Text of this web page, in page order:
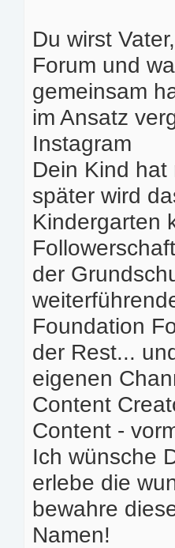
Du wirst
Forum und
gemeinsam
im Ansatz
Instagram
Dein Kind
später wird
Kindergarten
der
Foundation
der Rest...
eigenen
Content
Content -
Ich wünsche
erlebe die
bewahre
Namen!